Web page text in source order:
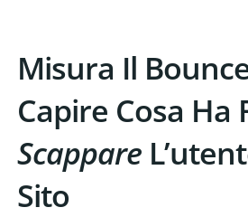
Misura Il
Capire Cosa Ha
Scappare
Sito